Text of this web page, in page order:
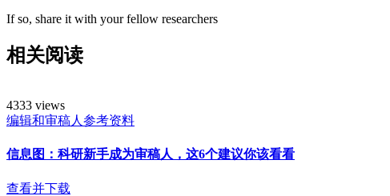
If so, share it with your fellow researchers
相关阅读
4333 views
编辑和审稿人参考资料
信息图：科研新手成为审稿人，这6个建议你该看看
查看并下载